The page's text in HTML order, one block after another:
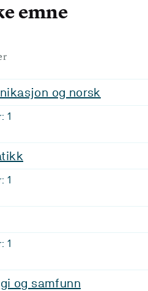
emne
og norsk
1
1
1
og samfunn